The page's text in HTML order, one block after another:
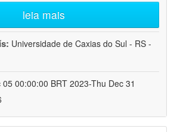
leia mais
Universidade de Caxias do Sul - RS -
05 00:00:00 BRT 2023-Thu Dec 31